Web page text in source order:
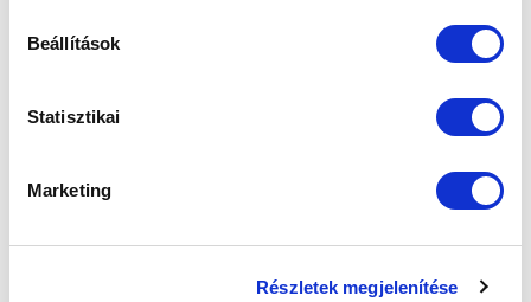
Beállítások
Statisztikai
Marketing
Részletek megjelenítése